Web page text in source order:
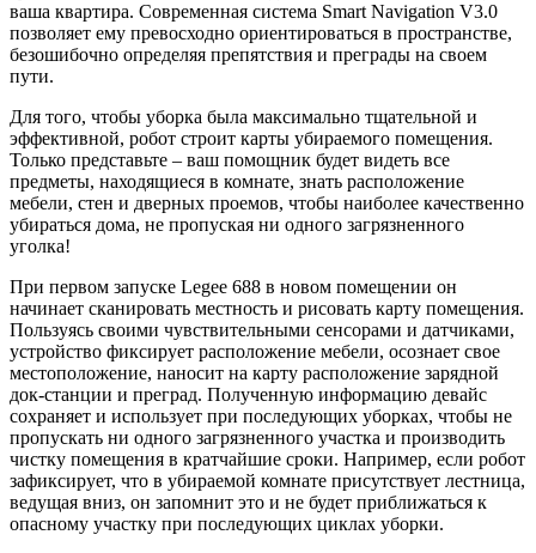
ваша квартира. Современная система Smart Navigation V3.0
позволяет ему превосходно ориентироваться в пространстве,
безошибочно определяя препятствия и преграды на своем
пути.
Для того, чтобы уборка была максимально тщательной и
эффективной, робот строит карты убираемого помещения.
Только представьте – ваш помощник будет видеть все
предметы, находящиеся в комнате, знать расположение
мебели, стен и дверных проемов, чтобы наиболее качественно
убираться дома, не пропуская ни одного загрязненного
уголка!
При первом запуске Legee 688 в новом помещении он
начинает сканировать местность и рисовать карту помещения.
Пользуясь своими чувствительными сенсорами и датчиками,
устройство фиксирует расположение мебели, осознает свое
местоположение, наносит на карту расположение зарядной
док-станции и преград. Полученную информацию девайс
сохраняет и использует при последующих уборках, чтобы не
пропускать ни одного загрязненного участка и производить
чистку помещения в кратчайшие сроки. Например, если робот
зафиксирует, что в убираемой комнате присутствует лестница,
ведущая вниз, он запомнит это и не будет приближаться к
опасному участку при последующих циклах уборки.